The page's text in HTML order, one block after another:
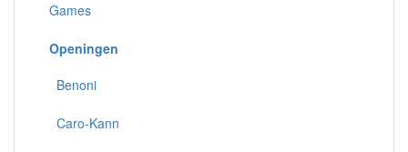
Games
Openingen
Benoni
Caro-Kann